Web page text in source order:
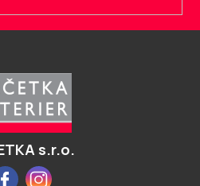
s.r.o.
FacebookInstagram